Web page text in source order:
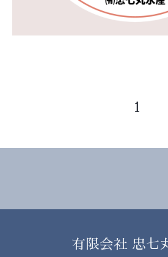
1
有限会社 忠七